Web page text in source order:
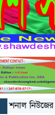
নিউজের